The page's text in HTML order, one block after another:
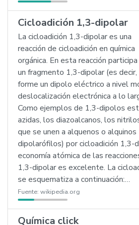
Cicloadición 1,3-dipolar
La cicloadición 1,3-dipolar es una
reacción de cicloadición en química
orgánica. En esta reacción
un fragmento 1,3-dipolar (es
forme un dipolo eléctrico a nivel
deslocalización electrónica a lo
Como ejemplos de 1,3-dipolos
azidas, los diazoalcanos, los
que se unen a alquenos o
dipolarófilos) por cicloadición 1,3-
economía atómica de las
1,3-dipolar es excelente. La
se esquematiza a continuación:…
Fuente: wikipedia.org
Química click